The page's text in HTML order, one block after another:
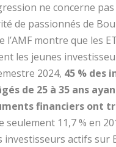
ne concerne
de passionnés de
l’AMF montre que les
les jeunes
2024, 45 % des
de 25 à 35 ans
financiers ont
seulement 11,7 % en
investisseurs actifs sur